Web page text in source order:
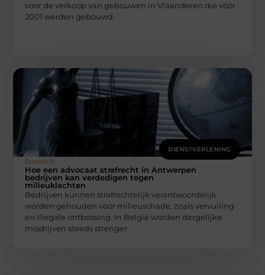
voor de verkoop van gebouwen in Vlaanderen die vóór
2001 werden gebouwd.
DIENSTVERLENING
Bonefast
Hoe een advocaat strafrecht in Antwerpen
bedrijven kan verdedigen tegen
milieuklachten
Bedrijven kunnen strafrechtelijk verantwoordelijk
worden gehouden voor milieuschade, zoals vervuiling
en illegale ontbossing. In België worden dergelijke
misdrijven steeds strenger